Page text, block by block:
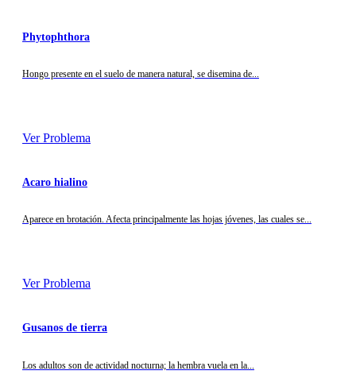
Phytophthora
Hongo presente en el suelo de manera natural, se disemina de...
Ver Problema
Acaro hialino
Aparece en brotación. Afecta principalmente las hojas jóvenes, las cuales se...
Ver Problema
Gusanos de tierra
Los adultos son de actividad nocturna; la hembra vuela en la...